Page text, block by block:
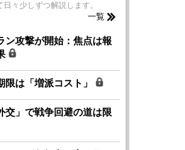
日々少しずつ解説します。
一覧
ン攻撃が開始：焦点は報
限は「増派コスト」
交」で戦争回避の道は限